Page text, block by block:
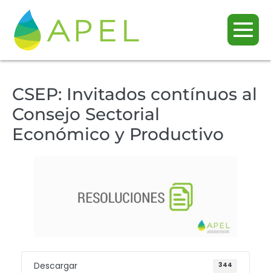
CSEP: Invitados contínuos al
Consejo Sectorial
Económico y Productivo
Descargar 344